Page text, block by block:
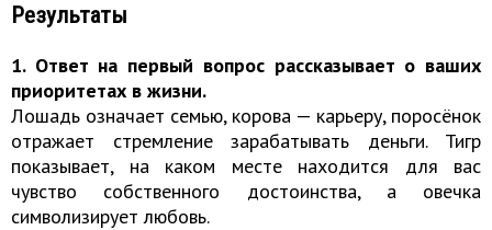
Результаты
1. Ответ на первый вопрос рассказывает о ваших
приоритетах в жизни.
Лошадь означает семью, корова — карьеру, поросёнок
отражает стремление зарабатывать деньги. Тигр
показывает, на каком месте находится для вас
чувство собственного достоинства, а овечка
символизирует любовь.